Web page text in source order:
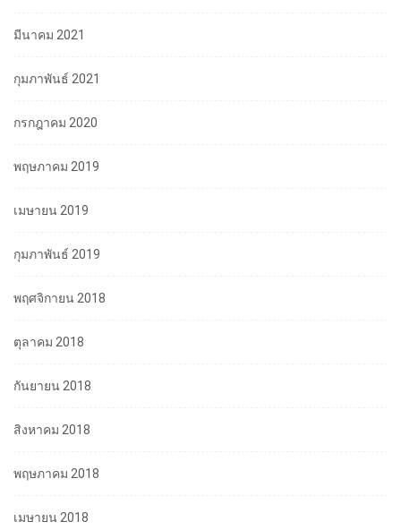
มีนาคม 2021
กุมภาพันธ์ 2021
กรกฎาคม 2020
พฤษภาคม 2019
เมษายน 2019
กุมภาพันธ์ 2019
พฤศจิกายน 2018
ตุลาคม 2018
กันยายน 2018
สิงหาคม 2018
พฤษภาคม 2018
เมษายน 2018